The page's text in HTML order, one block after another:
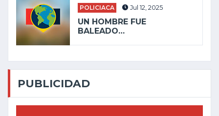
POLICIACA Jul 12, 2025
UN HOMBRE FUE
BALEADO…
PUBLICIDAD